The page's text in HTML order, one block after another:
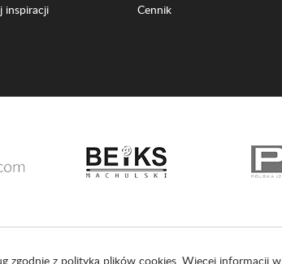
inspiracji
Cennik
zgodnie z polityką plików cookies. Więcej informacji w